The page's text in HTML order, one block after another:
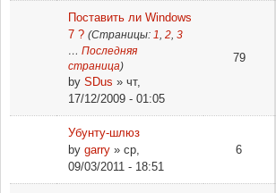
Поставить ли Windows
7 ? (Страницы: 1 2 3
… Последняя
страница)
by SDus » чт,
17/12/2009 - 01:05
79
Убунту-шлюз
by garry » ср,
09/03/2011 - 18:51
6